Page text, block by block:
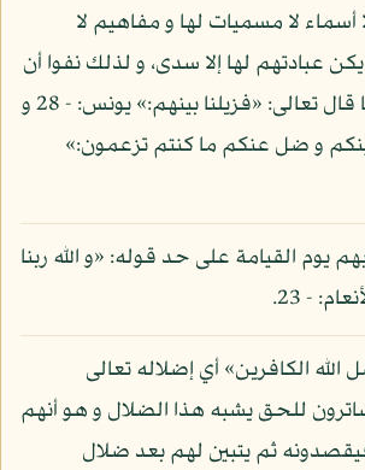
أسماء لا مسميات لها و مفاهيم لا
عبادتهم لها إلا سدى، و لذلك نفوا أن
يكونوا يعبدون شيئا قال تعالى: «فزيلنا بينهم:» يونس: - 28 و
و ضل عنكم ما كنتم تزعمون:»
يوم القيامة على حد قوله: «و الله ربنا
- 23.
الكافرين» أي إضلاله تعالى
للحق يشبه هذا الضلال و هو أنهم
ثم يتبين لهم بعد ضلال